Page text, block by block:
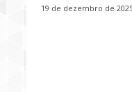
19 de dezembro de